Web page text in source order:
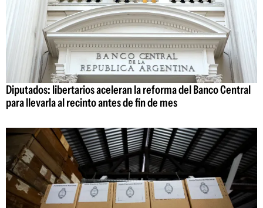
Diputados: libertarios aceleran la reforma del Banco Central
para llevarla al recinto antes de fin de mes